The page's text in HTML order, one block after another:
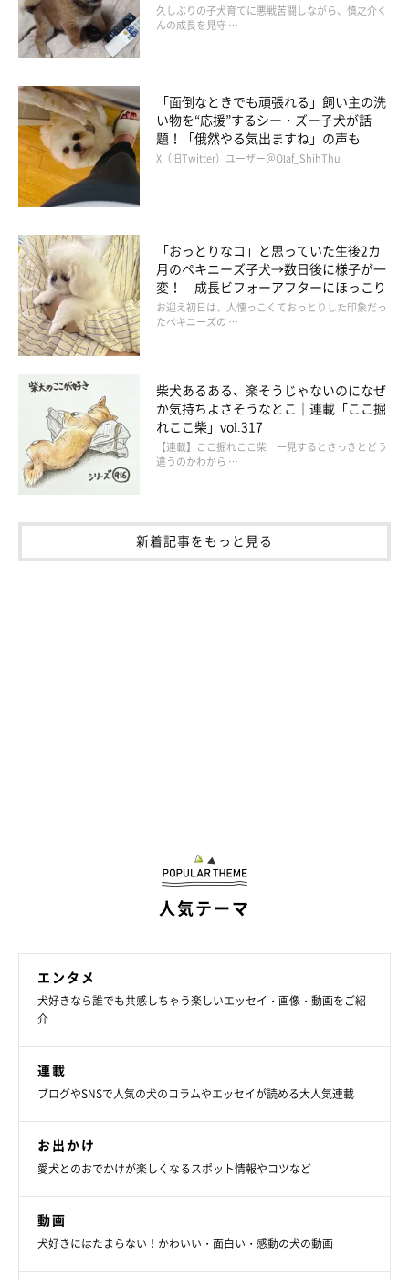
トが！ 16.4万件以上の「いいね」がつき、話題になっていまし
た。
二度寝は許さない犬🐶 pic.twitter.com/SEqEFRadO4
— かもしか (@b09a2032c)November 25, 2022
掲載協力／Twitter（@b09a2032cさん）
※この記事は投稿者さまにご了承をいただいたうえで制作してい
ます。
文／雨宮カイ
久しぶりの子犬育てに悪戦苦闘しながら、慎之介く
んの成長を見守 …
「面倒なときでも頑張れる」飼い主の洗
い物を“応援”するシー・ズー子犬が話
題！「俄然やる気出ますね」の声も
X（旧Twitter）ユーザー＠Olaf_ShihThu
「おっとりなコ」と思っていた生後2カ
月のペキニーズ子犬→数日後に様子が一
変！ 成長ビフォーアフターにほっこり
お迎え初日は、人懐っこくておっとりした印象だっ
たペキニーズの …
柴犬あるある、楽そうじゃないのになぜ
か気持ちよさそうなとこ｜連載「ここ掘
れここ柴」vol.317
【連載】ここ掘れここ柴 一見するとさっきとどう
違うのかわから …
新着記事をもっと見る
人気テーマ
エンタメ
犬好きなら誰でも共感しちゃう楽しいエッセイ・画像・動画をご紹
介
連載
ブログやSNSで人気の犬のコラムやエッセイが読める大人気連載
お出かけ
愛犬とのおでかけが楽しくなるスポット情報やコツなど
動画
犬好きにはたまらない！かわいい・面白い・感動の犬の動画